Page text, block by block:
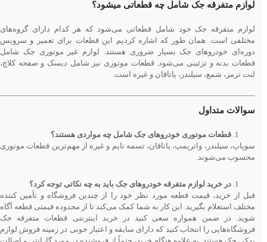
لوازم متفرقه جک شامل چه قطعاتی میشود؟
لوازم متفرقه جک خود شامل قطعاتی می‌شود که هر کدام دارای گروه‌های
مختلفی است. همان طور که اشاره کردیم این قطعات برای تعمیر و سرویس
دوره‌ای خودروهای جک بسیار ضروری هستند. لوازم غیر موتوری جک شامل
قطعات بدنه و تزئینی می‌شود. قطعات موتوری نیز شامل دیسک و صفحه کلاچ،
لنت ترمز، شمع، سیلندر، یاتاقان و غیره است.
سوالات متداول
قطعات موتوری خودروهای جک شامل چه مواردی هستند؟
سوپاپ، سیلندر، واترپمپ، یاتاقان، تسمه تایم و غیره از مهم‌ترین قطعات موتوری
محسوب می‌شوند.
در خرید لوازم متفرقه خودروهای جک باید به چه نکاتی توجه کرد؟
قبل از خرید، قیمت قطعه مورد نظر خود را از چندین فروشگاه و تأمین ‌کننده
مختلف استعلام بگیرید. این کار به شما کمک می‌کند تا از محدوده قیمتی قطعه آگاه
شوید. در ضمن همواره سعی کنید در خرید اینترنتی قطعات متفرقه جک
فروشگاه‌هایی را انتخاب کنید که دارای سابقه و اعتبار خوبی در زمینه فروش لوازم